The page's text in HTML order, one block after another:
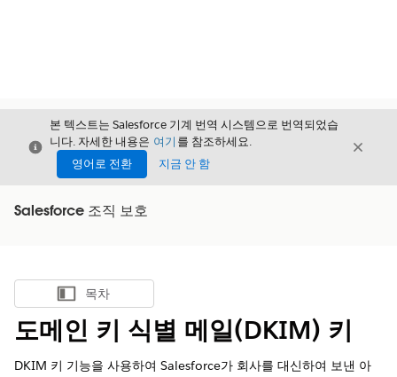
닫기
본 텍스트는 Salesforce 기계 번역 시스템으로 번역되었습
니다. 자세한 내용은 여기 를 참조하세요.
영어로 전환
지금 안 함
닫기
Salesforce 조직 보호
목차 표시
목차
도메인 키 식별 메일(DKIM) 키
DKIM 키 기능을 사용하여 Salesforce가 회사를 대신하여 보낸 아